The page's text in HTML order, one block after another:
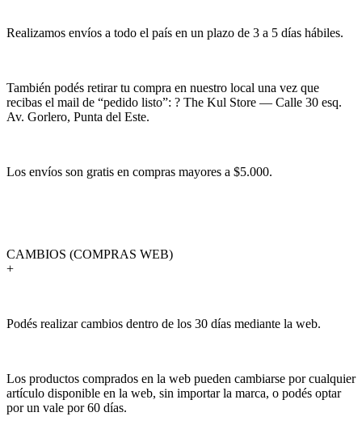
Realizamos envíos a todo el país en un plazo de 3 a 5 días hábiles.
También podés retirar tu compra en nuestro local una vez que
recibas el mail de “pedido listo”: ? The Kul Store — Calle 30 esq.
Av. Gorlero, Punta del Este.
Los envíos son gratis en compras mayores a $5.000.
CAMBIOS (COMPRAS WEB)
+
Podés realizar cambios dentro de los 30 días mediante la web.
Los productos comprados en la web pueden cambiarse por cualquier
artículo disponible en la web, sin importar la marca, o podés optar
por un vale por 60 días.